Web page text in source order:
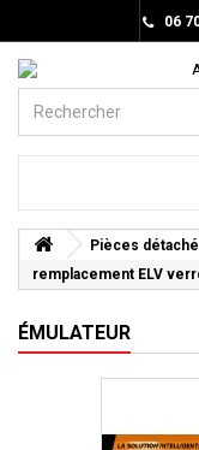
06
Pièces
remplacement ELV
ÉMULATEUR